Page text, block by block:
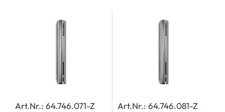
Art.Nr.: 64.746.071-Z
Art.Nr.: 64.746.081-Z